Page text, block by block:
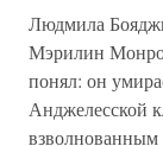
Людмила
Мэрилин
понял: он
Анджелесской